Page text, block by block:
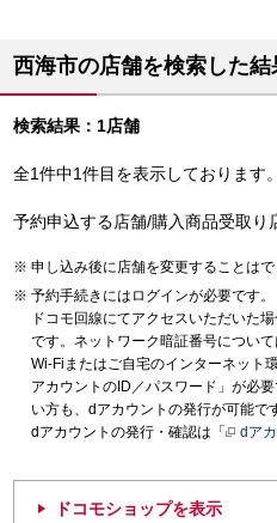
西海市の店舗を検索した
検索結果：1店舗
全1件中1件目を表示しております
予約申込する店舗/購入商品受取り
申し込み後に店舗を変更することはで
予約手続きにはログインが必要です。
ドコモ回線にてアクセスいただいた
です。ネットワーク暗証番号について
Wi-Fiまたはご自宅のインターネット
アカウントのID／パスワード」が必
い方も、dアカウントの発行が可能で
dアカウントの発行・確認は「
dア
ドコモショップを表示